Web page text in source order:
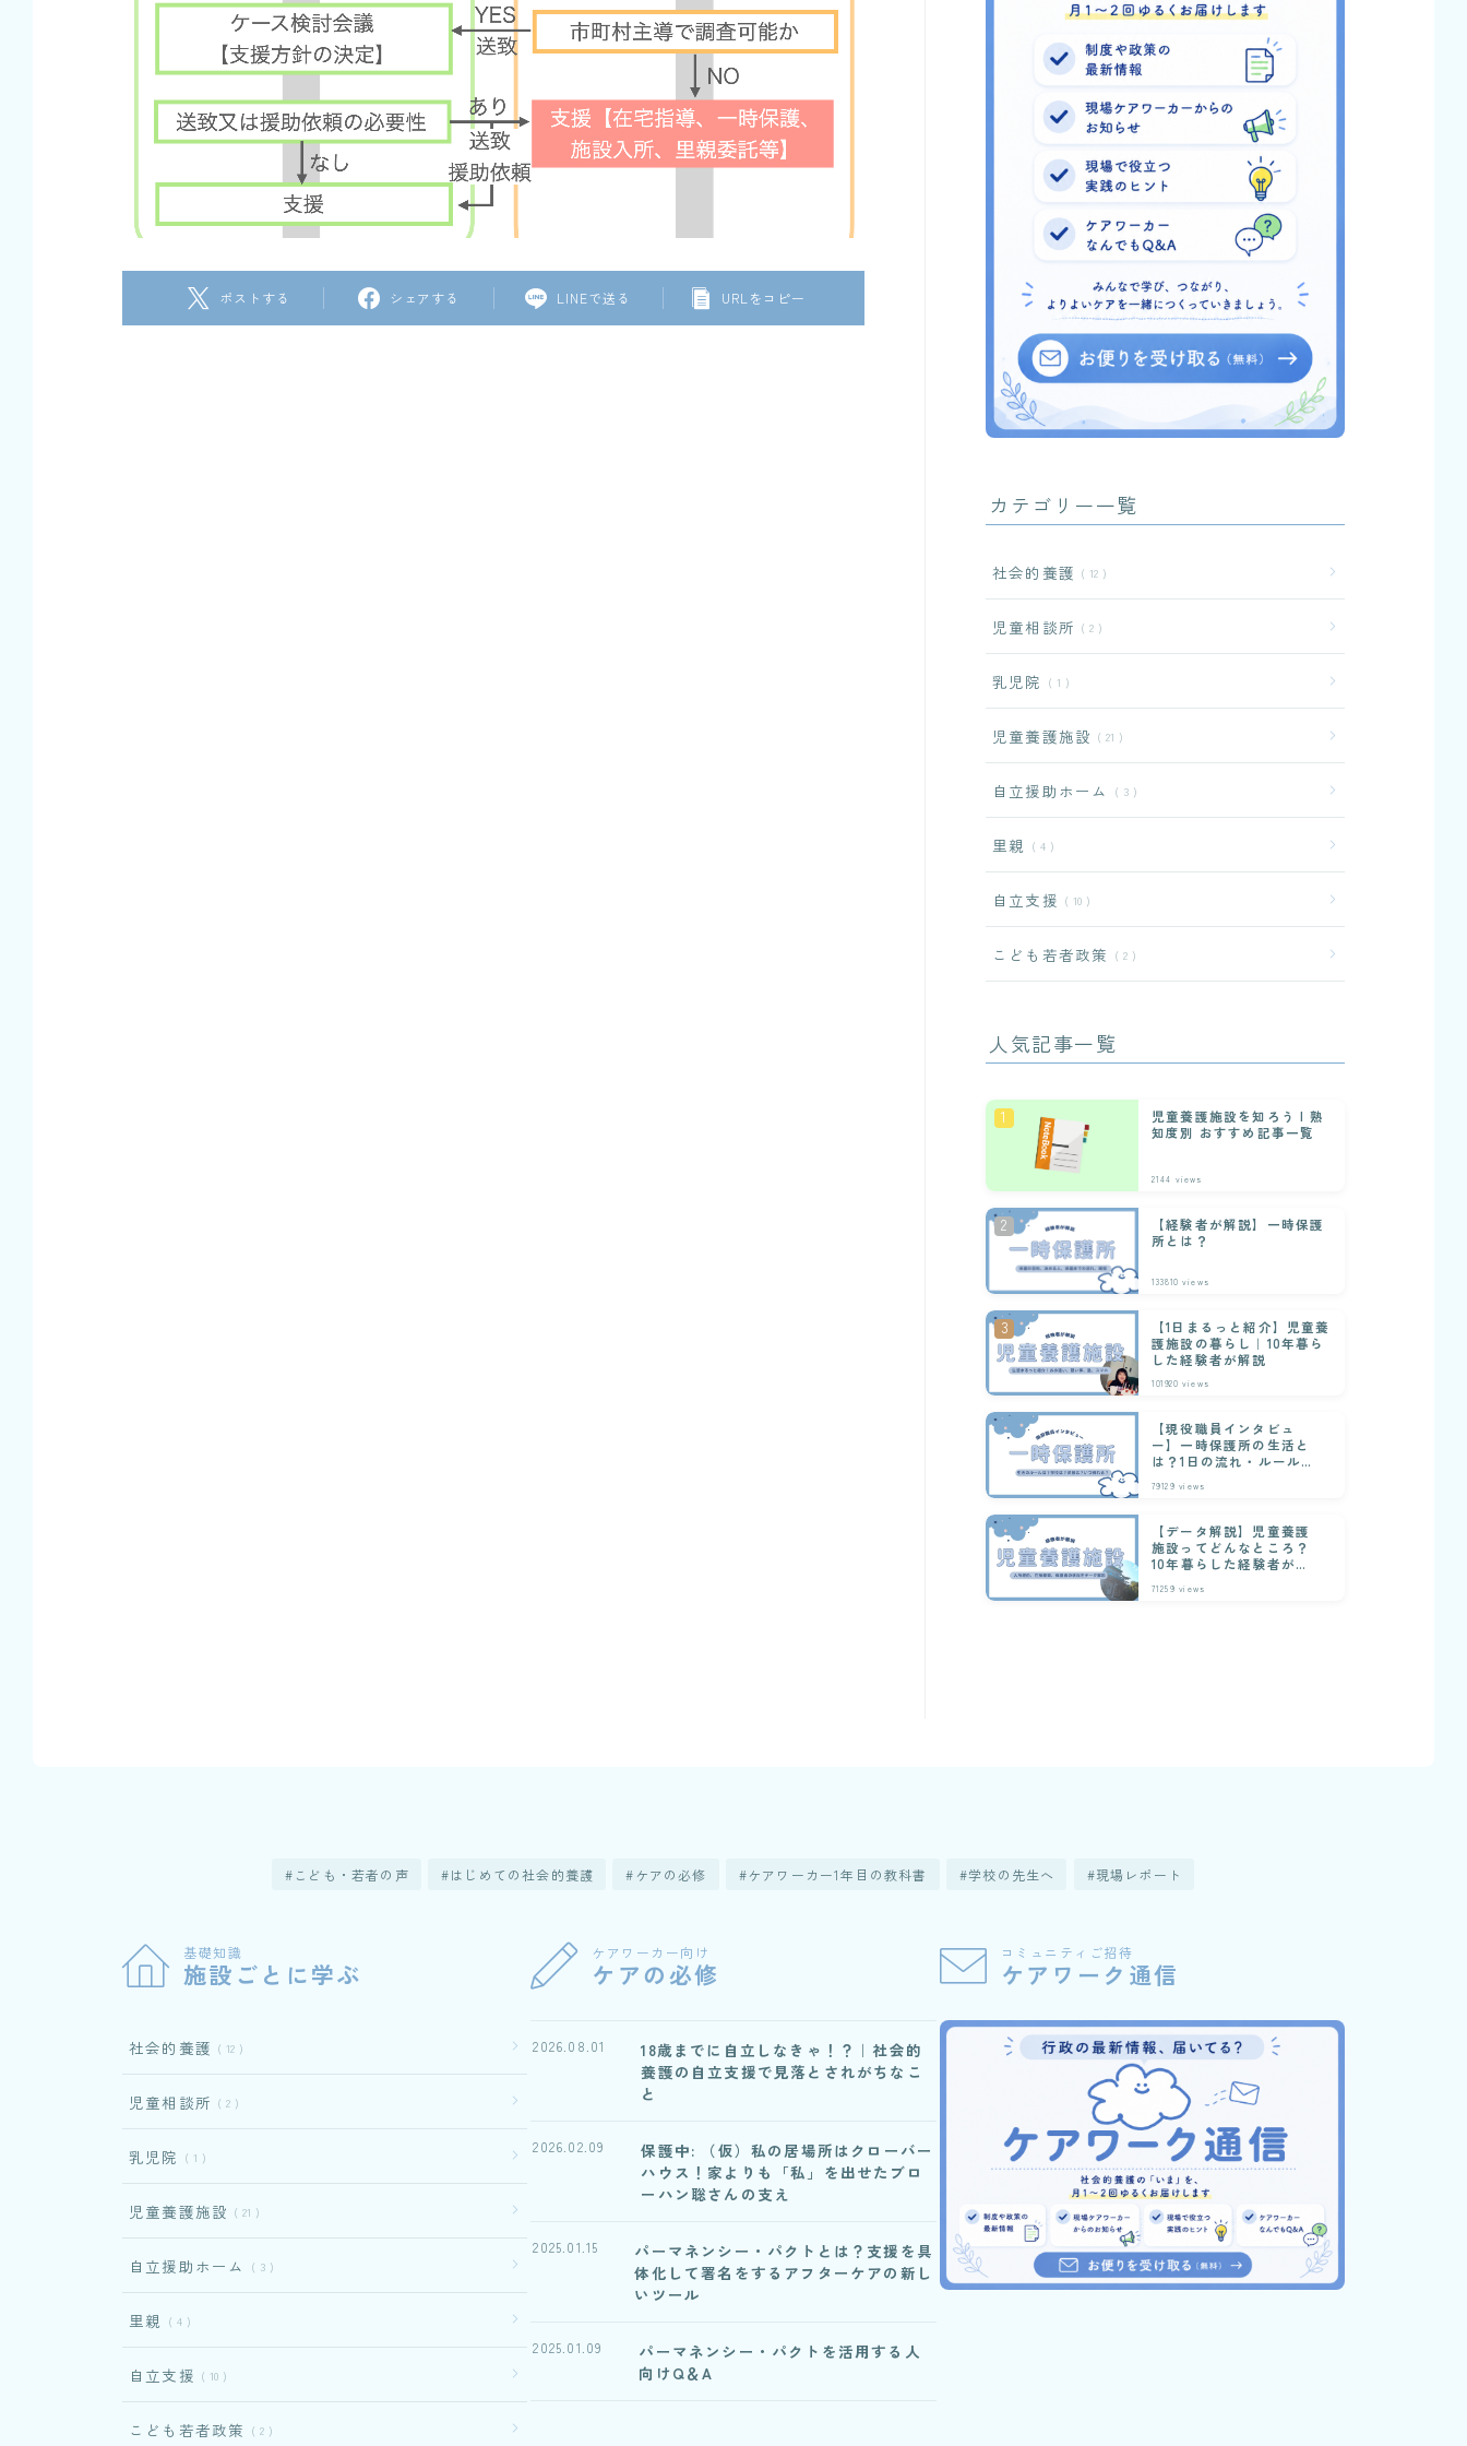
ポストする シェアする LINEで送る URLをコピー
カテゴリー一覧
社会的養護 12
児童相談所 2
乳児院 1
児童養護施設 21
自立援助ホーム 3
里親 4
自立支援 10
こども若者政策 2
人気記事一覧
児童養護施設を知ろう | 熟
知度別 おすすめ記事一覧
2144 views
【経験者が解説】一時保護
所とは？
133810 views
【1日まるっと紹介】児童養
護施設の暮らし｜10年暮ら
した経験者が解説
101920 views
【現役職員インタビュ
ー】一時保護所の生活と
は？1日の流れ・ルール・
79129 views
【データ解説】児童養護
施設ってどんなところ？
10年暮らした経験者が解
71259 views
こども・若者の声 はじめての社会的養護 ケアの必修 ケアワーカー1年目の教科書 学校の先生へ 現場レポート
基礎知識
施設ごとに学ぶ
社会的養護 12
児童相談所 2
乳児院 1
児童養護施設 21
自立援助ホーム 3
里親 4
自立支援 10
こども若者政策 2
ケアワーカー向け
ケアの必修
18歳までに自立しなきゃ！？｜社会的
養護の自立支援で見落とされがちなこ
と
2026.08.01
保護中: （仮）私の居場所はクローバー
ハウス！家よりも「私」を出せたブロ
ーハン聡さんの支え
2026.02.09
パーマネンシー・パクトとは？支援を具
体化して署名をするアフターケアの新し
いツール
2025.01.15
パーマネンシー・パクトを活用する人
向けQ＆A
2025.01.09
コミュニティご招待
ケアワーク通信